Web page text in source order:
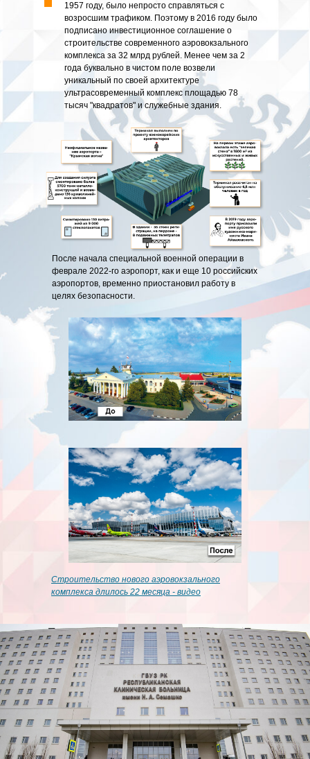
1957 году, было непросто справляться с
возросшим трафиком. Поэтому в 2016 году было
подписано инвестиционное соглашение о
строительстве современного аэровокзального
комплекса за 32 млрд рублей. Менее чем за 2
года буквально в чистом поле возвели
уникальный по своей архитектуре
ультрасовременный комплекс площадью 78
тысяч "квадратов" и служебные здания.
После начала специальной военной операции в
феврале 2022-го аэропорт, как и еще 10 российских
аэропортов, временно приостановил работу в
целях безопасности.
Строительство нового аэровокзального
комплекса длилось 22 месяца - видео